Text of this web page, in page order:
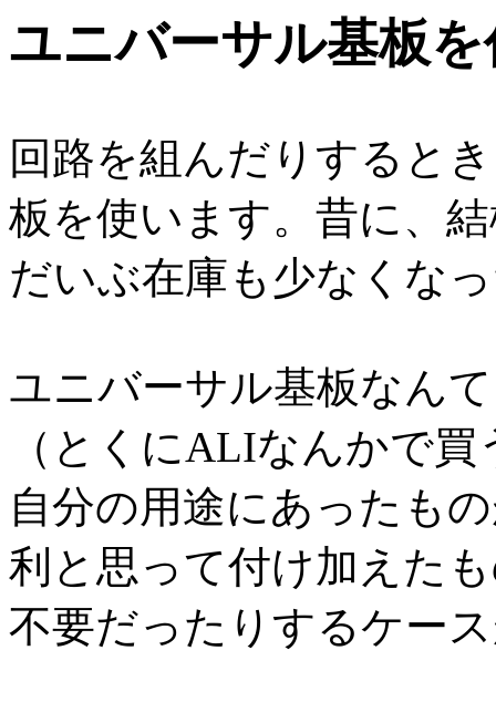
ユニバーサル基板
回路を組んだりすると
板を使います。昔に、
だいぶ在庫も少なくな
ユニバーサル基板なん
（とくにALIなんかで買
自分の用途にあったも
利と思って付け加えた
不要だったりするケー